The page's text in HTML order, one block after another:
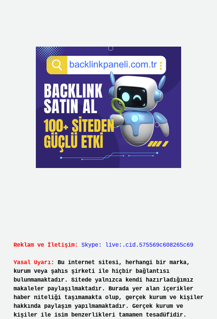
Reklam ve İletişim: Skype: live:.cid.575569c608265c69
Yasal Uyarı:
Bu internet sitesi, herhangi bir marka,
kurum veya şahıs şirketi ile hiçbir bağlantısı
bulunmamaktadır. Sitede yalnızca kendi hazırladığımız
makaleler paylaşılmaktadır. Burada yer alan içerikler
haber niteliği taşımamakta olup, gerçek kurum ve kişiler
hakkında paylaşım yapılmamaktadır. Gerçek kurum ve
kişiler ile isim benzerlikleri tamamen tesadüfidir.